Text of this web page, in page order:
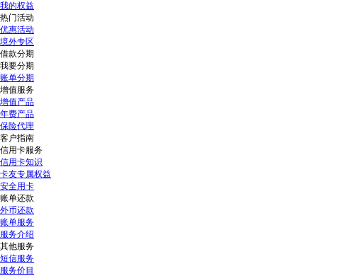
我的权益
热门活动
优惠活动
境外专区
借款分期
我要分期
账单分期
增值服务
增值产品
年费产品
保险代理
客户指南
信用卡服务
信用卡知识
卡友专属权益
安全用卡
账单还款
外币还款
账单服务
服务介绍
其他服务
短信服务
服务价目